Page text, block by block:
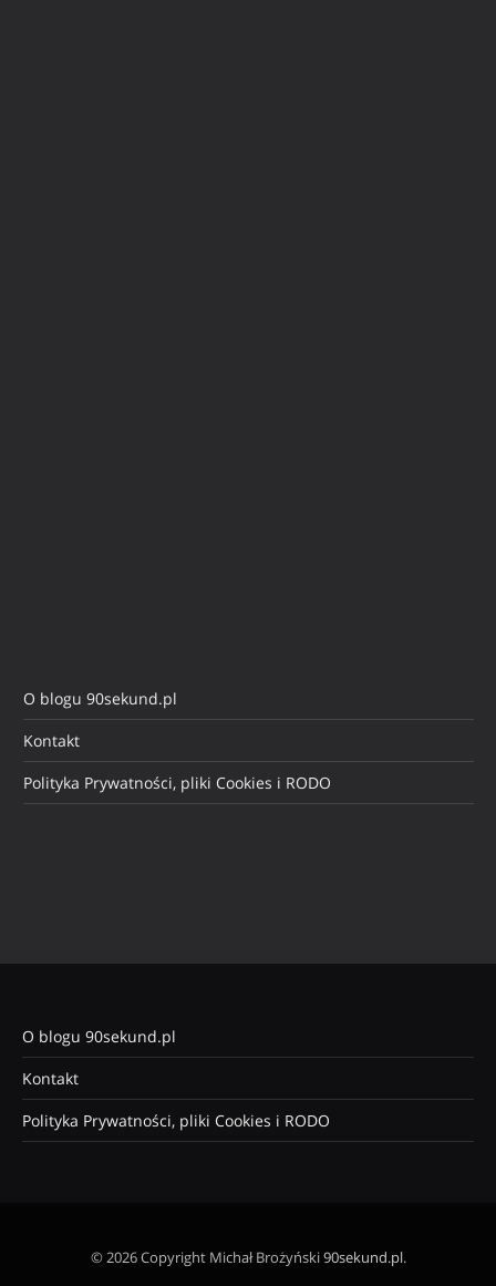
O blogu 90sekund.pl
Kontakt
Polityka Prywatności, pliki Cookies i RODO
O blogu 90sekund.pl
Kontakt
Polityka Prywatności, pliki Cookies i RODO
© 2026 Copyright Michał Brożyński90sekund.pl.